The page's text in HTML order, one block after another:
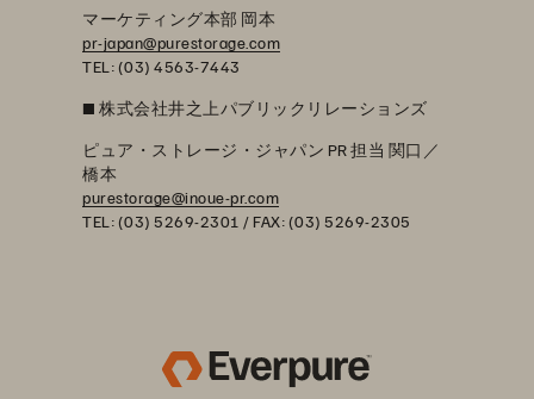
マーケティング本部 岡本
pr-japan@purestorage.com
TEL: (03) 4563-7443
■ 株式会社井之上パブリックリレーションズ
ピュア・ストレージ・ジャパン PR 担当 関口／
橋本
purestorage@inoue-pr.com
TEL: (03) 5269-2301 / FAX: (03) 5269-2305